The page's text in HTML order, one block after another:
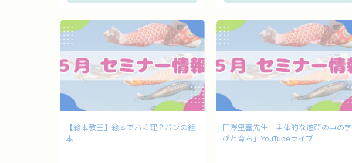
【絵本教室】絵本でお料理？パンの絵
本
田澤里喜先生「主体的な遊びの中の学
びと育ち」YouTubeライブ